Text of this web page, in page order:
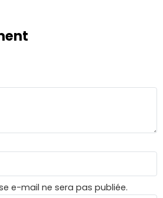
e-mail ne sera pas publiée.